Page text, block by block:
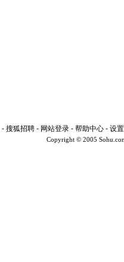
- 搜狐招聘 - 网站登录 - 帮助中心 - 设
Copyright © 2005